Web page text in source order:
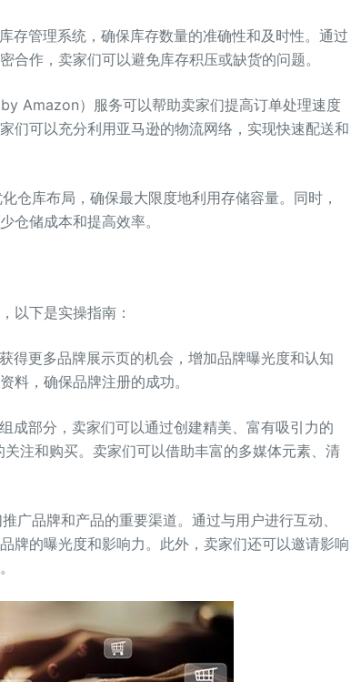
存管理系统，确保库存数量的准确性和及时性。通过
作，卖家们可以避免库存积压或缺货的问题。
Amazon）服务可以帮助卖家们提高订单处理速度
们可以充分利用亚马逊的物流网络，实现快速配送和
仓库布局，确保最大限度地利用存储容量。同时，
仓储成本和提高效率。
以下是实操指南：
得更多品牌展示页的机会，增加品牌曝光度和认知
料，确保品牌注册的成功。
成部分，卖家们可以通过创建精美、富有吸引力的
注和购买。卖家们可以借助丰富的多媒体元素、清
广品牌和产品的重要渠道。通过与用户进行互动、
牌的曝光度和影响力。此外，卖家们还可以邀请影响